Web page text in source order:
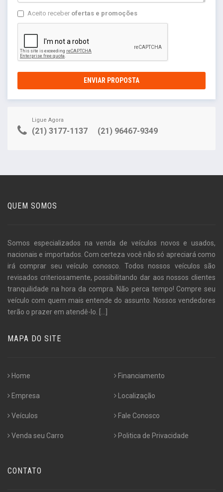
Aceito receber ofertas e promoções
ENVIAR PROPOSTA
Ligue Agora
(21) 3177-1137 (21) 96467-9349
QUEM SOMOS
Somos especializados na venda de veículos novos e usados,
nacionais e importados. Com certeza você não só apreciará como
irá comprar seu veículo conosco. Todos nossos veículos são
revisados criteriosamente, possibilitando dar aos nossos clientes
tranquilidade na hora da compra. Não perca tempo! Compre seu
veículo com quem mais entende do assunto. Nossos vendedores
terão o prazer em atendê-lo. [...]
MAPA DO SITE
Home
Empresa
Veículos
Venda seu Carro
Financiamento
Localização
Fale Conosco
Politica de Privacidade
CONTATO